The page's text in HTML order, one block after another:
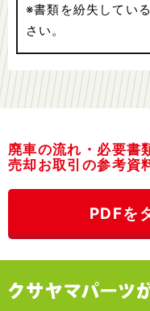
※書類を紛失してい
さい。
廃車の流れ・必要書
売却お取引の参考資
PDFを